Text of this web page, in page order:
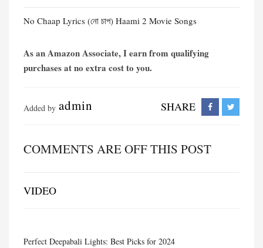
No Chaap Lyrics (নো চাপ) Haami 2 Movie Songs
As an Amazon Associate, I earn from qualifying
purchases at no extra cost to you.
Added by admin SHARE
COMMENTS ARE OFF THIS POST
VIDEO
Perfect Deepabali Lights: Best Picks for 2024